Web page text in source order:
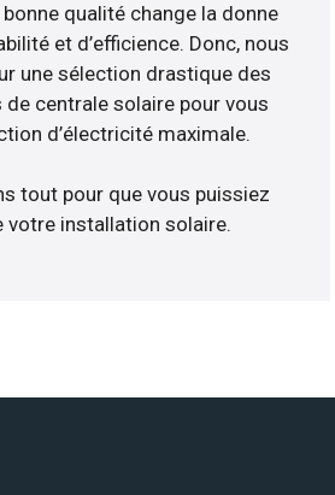
qualité change la donne
et d’efficience. Donc, nous
une sélection drastique des
centrale solaire pour vous
d’électricité maximale.
tout pour que vous puissiez
votre installation solaire.